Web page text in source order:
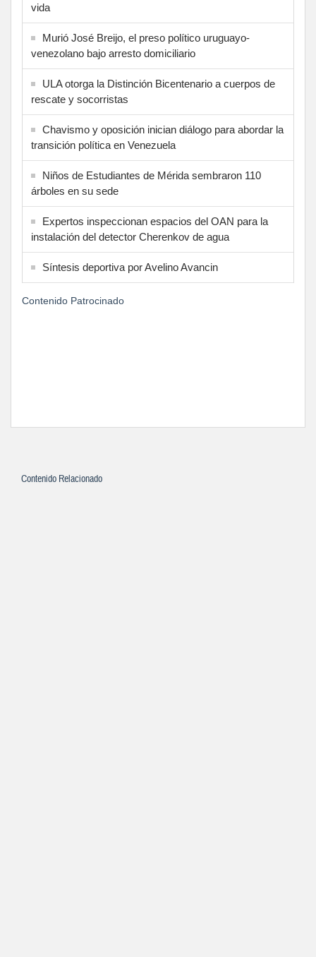
vida
Murió José Breijo, el preso político uruguayo-
venezolano bajo arresto domiciliario
ULA otorga la Distinción Bicentenario a cuerpos de
rescate y socorristas
Chavismo y oposición inician diálogo para abordar la
transición política en Venezuela
Niños de Estudiantes de Mérida sembraron 110
árboles en su sede
Expertos inspeccionan espacios del OAN para la
instalación del detector Cherenkov de agua
Síntesis deportiva por Avelino Avancin
Contenido Patrocinado
Contenido Relacionado